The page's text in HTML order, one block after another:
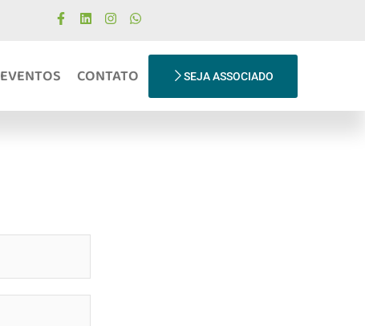
EVENTOS CONTATO SEJA ASSOCIADO